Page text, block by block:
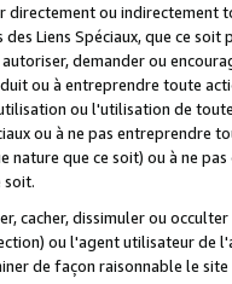
directement ou
des Liens Spéciaux, que ce
demander ou
ou à entreprendre toute
ou l'utilisation de
ou à ne pas entreprendre
nature que ce soit) ou à ne
soit.
cacher, dissimuler ou
ou l'agent utilisateur
de façon raisonnable le